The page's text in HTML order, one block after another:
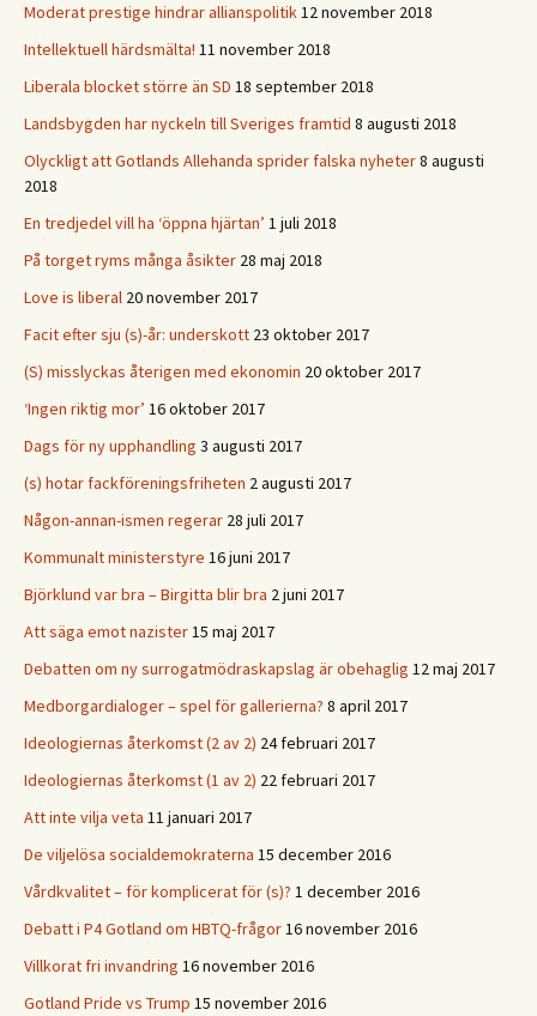
Moderat prestige hindrar allianspolitik12 november 2018
Intellektuell härdsmälta! 11 november 2018
Liberala blocket större än SD 18 september 2018
Landsbygden har nyckeln till Sveriges framtid 8 augusti 2018
Olyckligt att Gotlands Allehanda sprider falska nyheter8 augusti
2018
En tredjedel vill ha ‘öppna hjärtan’ 1 juli 2018
På torget ryms många åsikter 28 maj 2018
Love is liberal 20 november 2017
Facit efter sju (s)-år: underskott 23 oktober 2017
(S) misslyckas återigen med ekonomin 20 oktober 2017
‘Ingen riktig mor’ 16 oktober 2017
Dags för ny upphandling 3 augusti 2017
(s) hotar fackföreningsfriheten 2 augusti 2017
Någon-annan-ismen regerar 28 juli 2017
Kommunalt ministerstyre 16 juni 2017
Björklund var bra – Birgitta blir bra 2 juni 2017
Att säga emot nazister15 maj 2017
Debatten om ny surrogatmödraskapslag är obehaglig 12 maj 2017
Medborgardialoger – spel för gallerierna? 8 april 2017
Ideologiernas återkomst (2 av 2) 24 februari 2017
Ideologiernas återkomst (1 av 2) 22 februari 2017
Att inte vilja veta 11 januari 2017
De viljelösa socialdemokraterna 15 december 2016
Vårdkvalitet – för komplicerat för (s)? 1 december 2016
Debatt i P4 Gotland om HBTQ-frågor16 november 2016
Villkorat fri invandring 16 november 2016
Gotland Pride vs Trump 15 november 2016